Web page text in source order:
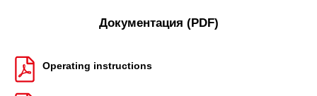
Документация (PDF)
Operating instructions